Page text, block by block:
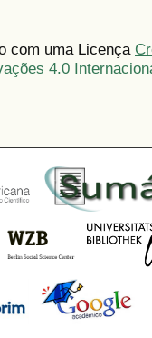
com uma Licença
4.0